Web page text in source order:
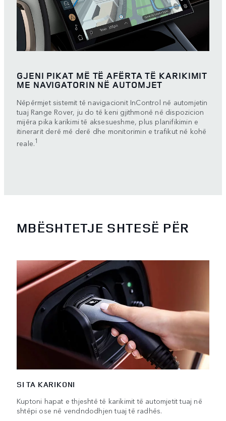
GJENI PIKAT MË TË AFËRTA TË KARIKIMIT
ME NAVIGATORIN NË AUTOMJET
Nëpërmjet sistemit të navigacionit InControl në automjetin
tuaj Range Rover, ju do të keni gjithmonë në dispozicion
mijëra pika karikimi të aksesueshme, plus planifikimin e
itinerarit derë më derë dhe monitorimin e trafikut në kohë
reale.1
MBËSHTETJE SHTESË PËR
SI TA KARIKONI
Kuptoni hapat e thjeshtë të karikimit të automjetit tuaj në
shtëpi ose në vendndodhjen tuaj të radhës.